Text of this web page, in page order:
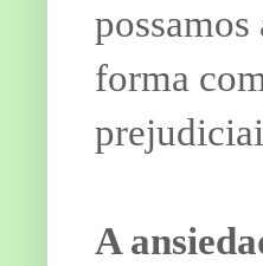
forma
A